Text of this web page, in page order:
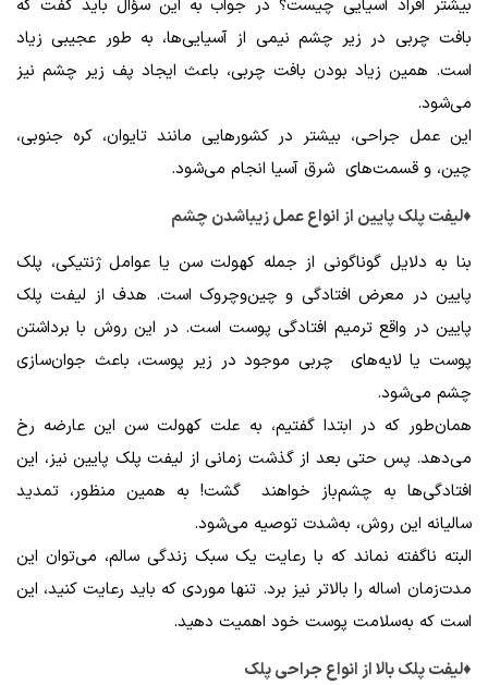
بیشتر افراد آسیایی چیست؟ در جواب به این سؤال باید گفت که
بافت چربی در زیر چشم نیمی از آسیایی‌ها، به طور عجیبی زیاد
است. همین زیاد بودن بافت چربی، باعث ایجاد پف زیر چشم نیز
می‌شود.
این عمل جراحی، بیشتر در کشورهایی مانند تایوان، کره جنوبی،
چین، و قسمت‌های شرق آسیا انجام می‌شود.
♦لیفت پلک پایین از انواع عمل زیباشدن چشم
بنا به دلایل گوناگونی از جمله کهولت سن یا عوامل ژنتیکی، پلک
پایین در معرض افتادگی و چین‌وچروک است. هدف از لیفت پلک
پایین در واقع ترمیم افتادگی پوست است. در این روش با برداشتن
پوست یا لایه‌های چربی موجود در زیر پوست، باعث جوان‌سازی
چشم می‌شود.
همان‌طور که در ابتدا گفتیم، به علت کهولت سن این عارضه رخ
می‌دهد. پس حتی بعد از گذشت زمانی از لیفت پلک پایین نیز، این
افتادگی‌ها به چشم‌باز خواهند گشت! به همین منظور، تمدید
سالیانه این روش، به‌شدت توصیه می‌شود.
البته ناگفته نماند که با رعایت یک سبک زندگی سالم، می‌توان این
مدت‌زمان ۱ساله را بالاتر نیز برد. تنها موردی که باید رعایت کنید، این
است که به‌سلامت پوست خود اهمیت دهید.
♦لیفت پلک بالا از انواع جراحی پلک